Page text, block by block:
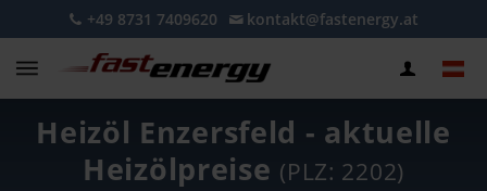
+49 8731 7409620 kontakt@fastenergy.at
Heizöl Enzersfeld - aktuelle
Heizölpreise (PLZ: 2202)